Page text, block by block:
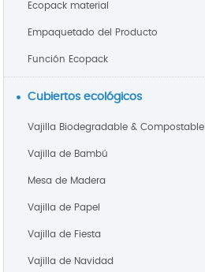
Ecopack material
Empaquetado del Producto
Función Ecopack
Cubiertos ecológicos
Vajilla Biodegradable & Compostable
Vajilla de Bambú
Mesa de Madera
Vajilla de Papel
Vajilla de Fiesta
Vajilla de Navidad